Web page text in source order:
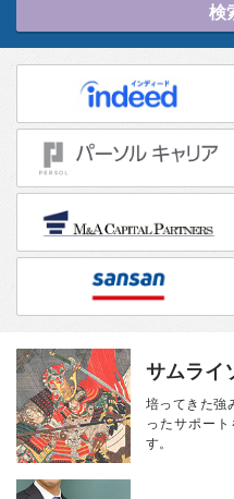
検
サムライ
培ってきた強
ったサポー
す。